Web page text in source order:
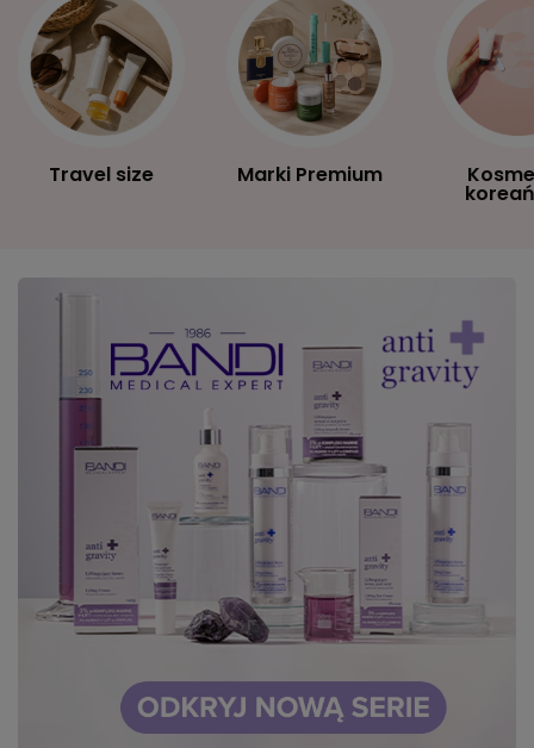
Travel size Marki Premium